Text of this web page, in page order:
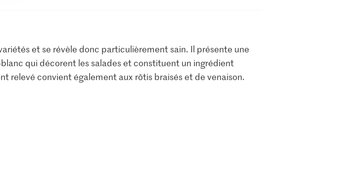
et se révèle donc particulièrement sain. Il présente une
qui décorent les salades et constituent un ingrédient
relevé convient également aux rôtis braisés et de venaison.